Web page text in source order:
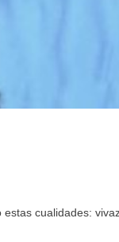
estas cualidades: